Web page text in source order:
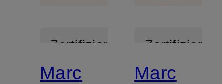
Zertifiziert
Marc
Zertifiziert
Marc